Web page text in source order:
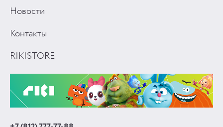
Новости
Контакты
RIKISTORE